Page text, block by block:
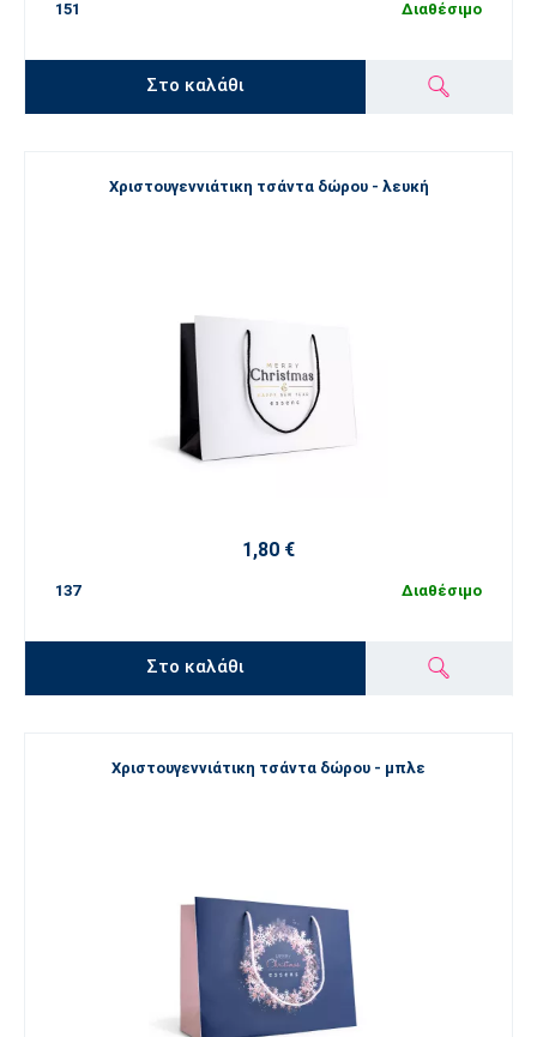
151 Διαθέσιμο
Στο καλάθι
Χριστουγεννιάτικη τσάντα δώρου - λευκή
1,80 €
137 Διαθέσιμο
Στο καλάθι
Χριστουγεννιάτικη τσάντα δώρου - μπλε